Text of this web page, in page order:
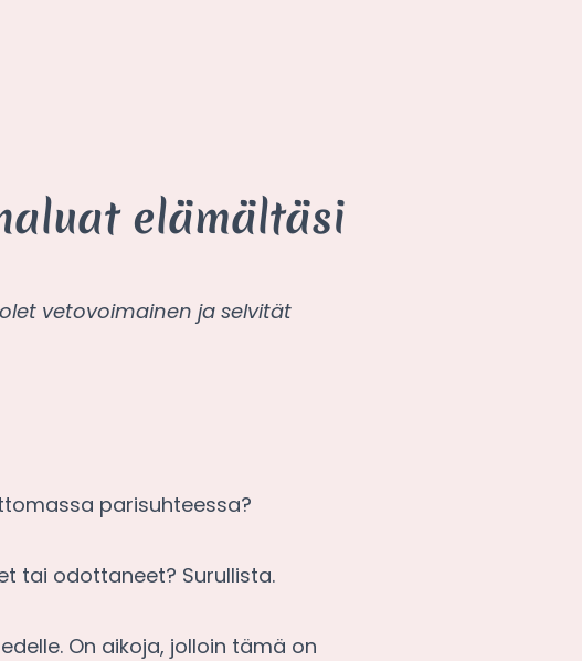
elämältäsi
vetovoimainen ja selvität
parisuhteessa?
tai odottaneet? Surullista.
On aikoja, jolloin tämä on